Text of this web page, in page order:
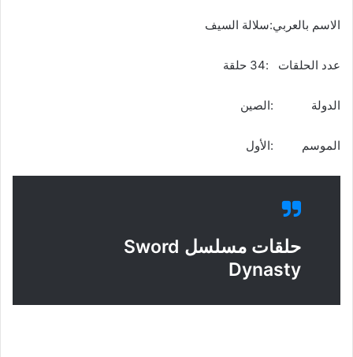
الاسم بالعربي:سلالة السيف
عدد الحلقات :34 حلقة
الدولة :الصين
الموسم :الأول
حلقات مسلسل Sword
Dynasty